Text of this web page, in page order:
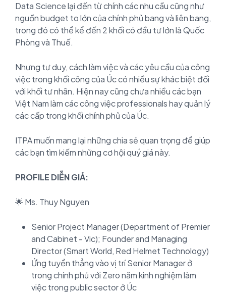
Data Science lại đến từ chính các nhu cầu cũng như
nguồn budget to lớn của chính phủ bang và liên bang,
trong đó có thể kể đến 2 khối có đầu tư lớn là Quốc
Phòng và Thuế.
Nhưng tư duy, cách làm việc và các yêu cầu của công
việc trong khối công của Úc có nhiều sự khác biệt đối
với khối tư nhân. Hiện nay cũng chưa nhiều các bạn
Việt Nam làm các công việc professionals hay quản lý
các cấp trong khối chính phủ của Úc.
ITPA muốn mang lại những chia sẻ quan trọng để giúp
các bạn tìm kiếm những cơ hội quý giá này.
PROFILE DIỄN GIẢ:
🌟 Ms. Thuy Nguyen
Senior Project Manager (Department of Premier
and Cabinet - Vic); Founder and Managing
Director (Smart World, Red Helmet Technology)
Ứng tuyển thẳng vào vị trí Senior Manager ở
trong chính phủ với Zero năm kinh nghiệm làm
việc trong public sector ở Úc